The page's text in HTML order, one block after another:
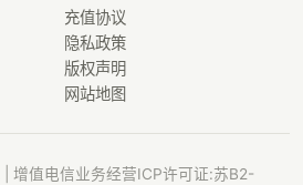
充值协议
隐私政策
版权声明
网站地图
| 增值电信业务经营ICP许可证:苏B2-